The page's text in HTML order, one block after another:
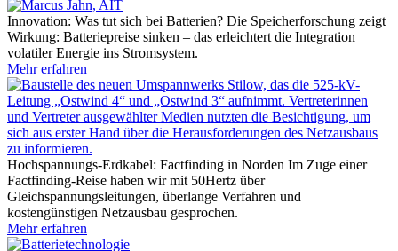
Innovation: Was tut sich bei Batterien? Die Speicherforschung zeigt
Wirkung: Batteriepreise sinken – das erleichtert die Integration
volatiler Energie ins Stromsystem.
Mehr erfahren
Hochspannungs-Erdkabel: Factfinding in Norden Im Zuge einer
Factfinding-Reise haben wir mit 50Hertz über
Gleichspannungsleitungen, überlange Verfahren und
kostengünstigen Netzausbau gesprochen.
Mehr erfahren